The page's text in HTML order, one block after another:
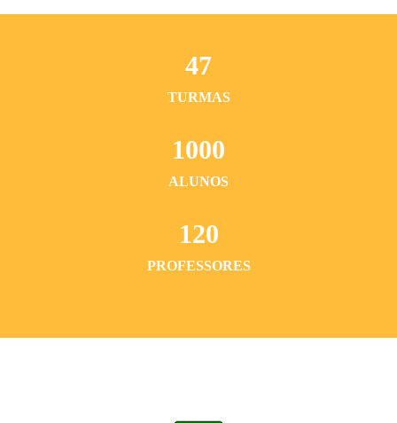
47
TURMAS
1000
ALUNOS
120
PROFESSORES